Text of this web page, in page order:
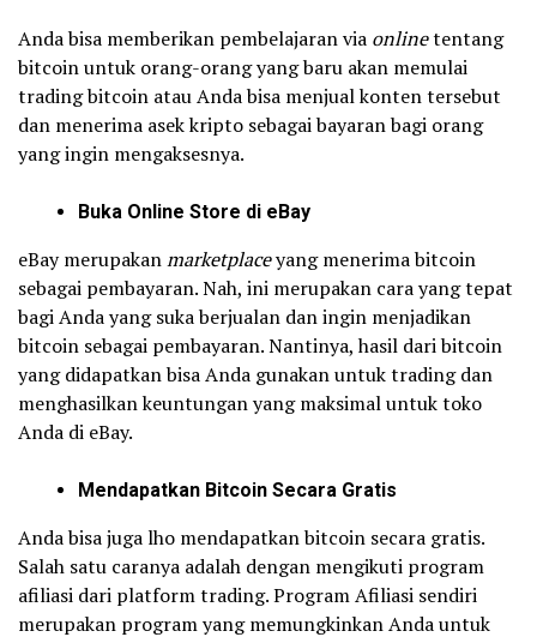
Anda bisa memberikan pembelajaran via onlinetentang
bitcoin untuk orang-orang yang baru akan memulai
trading bitcoin atau Anda bisa menjual konten tersebut
dan menerima asek kripto sebagai bayaran bagi orang
yang ingin mengaksesnya.
Buka Online Store di eBay
eBay merupakanmarketplaceyang menerima bitcoin
sebagai pembayaran. Nah, ini merupakan cara yang tepat
bagi Anda yang suka berjualan dan ingin menjadikan
bitcoin sebagai pembayaran. Nantinya, hasil dari bitcoin
yang didapatkan bisa Anda gunakan untuk trading dan
menghasilkan keuntungan yang maksimal untuk toko
Anda di eBay.
Mendapatkan Bitcoin Secara Gratis
Anda bisa juga lho mendapatkan bitcoin secara gratis.
Salah satu caranya adalah dengan mengikuti program
afiliasi dari platform trading. Program Afiliasi sendiri
merupakan program yang memungkinkan Anda untuk